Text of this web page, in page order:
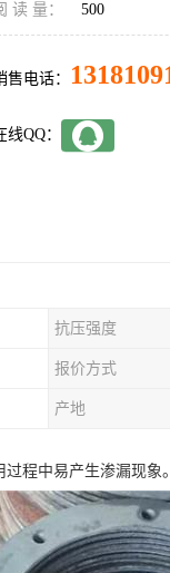
读 量： 500
售电话：
线QQ：
抗压强度
报价方式
产地
程中易产生渗漏现象。